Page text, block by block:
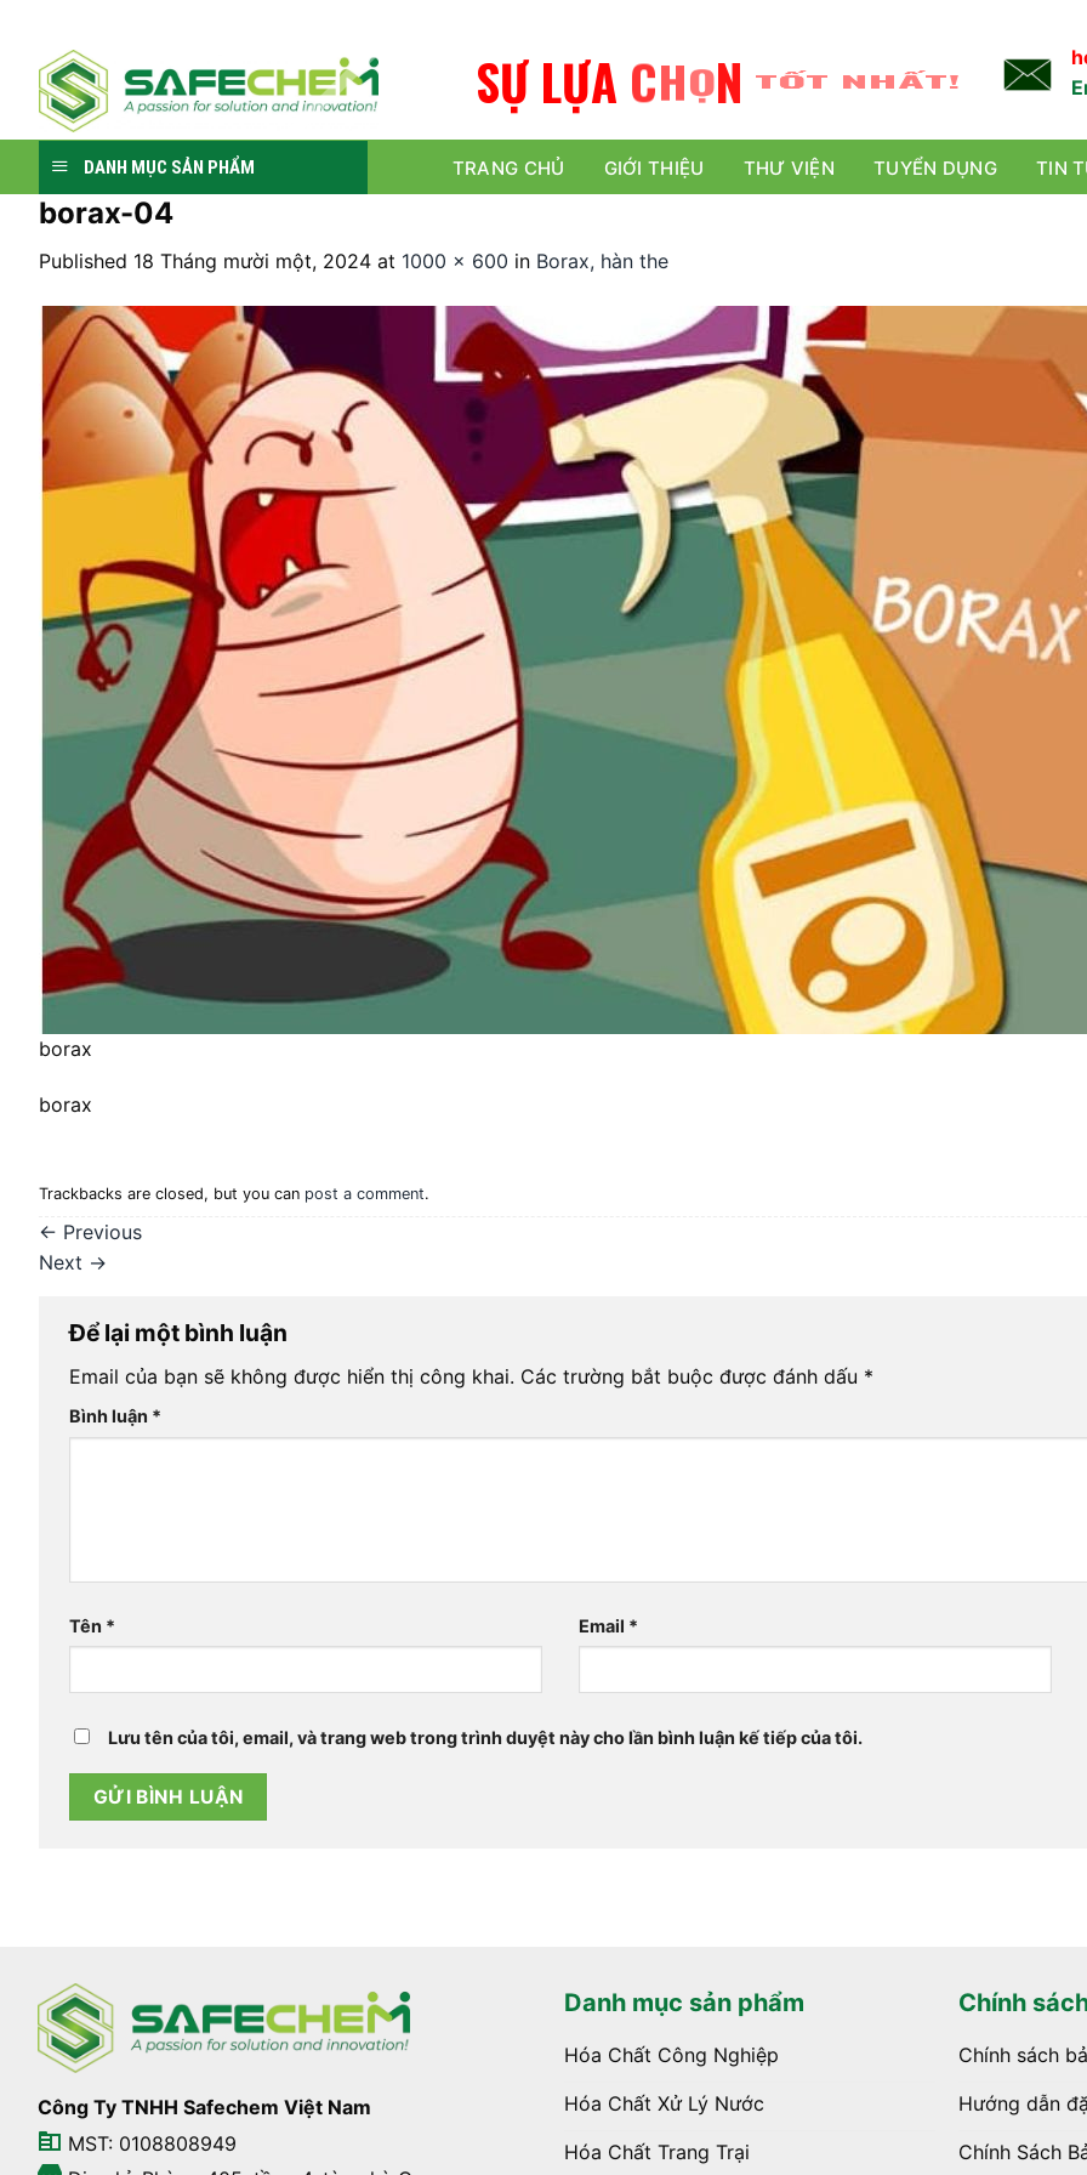
content
SỰ LỰA CHỌN TỐT NHẤT!
DANH MỤC SẢN PHẨM TRANG CHỦ GIỚI THIỆU THƯ VIỆN TUYỂN DỤNG TIN
borax-04
Published 18 Tháng mười một, 2024 at 1000 × 600 in Borax, hàn the
borax
borax
Trackbacks are closed, but you can post a comment.
← Previous
Next →
Để lại một bình luận
Email của bạn sẽ không được hiển thị công khai. Các trường bắt buộc được đánh dấu *
Bình luận *
Tên * Email *
Lưu tên của tôi, email, và trang web trong trình duyệt này cho lần bình luận kế tiếp của tôi.
Công Ty TNHH Safechem Việt Nam
MST: 0108808949
Danh mục sản phẩm
Hóa Chất Công Nghiệp
Hóa Chất Xử Lý Nước
Hóa Chất Trang Trại
Chính
Chính sách
Hướng dẫn
Chính Sách